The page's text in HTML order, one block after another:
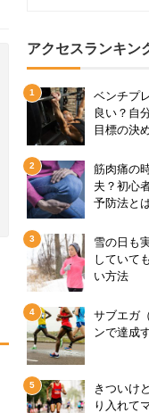
アクセスランキン
ベンチプ
良い？自
目標の決
筋肉痛の
夫？初心
予防法と
雪の日も
していて
い方法
サブエガ
ンで達成
きついけ
り入れて